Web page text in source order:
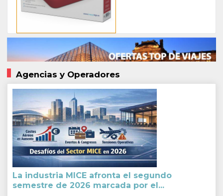
Agencias y Operadores
La industria MICE afronta el segundo
semestre de 2026 marcada por el...